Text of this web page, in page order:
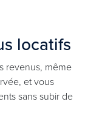
locatifs
revenus, même
et vous
sans subir de